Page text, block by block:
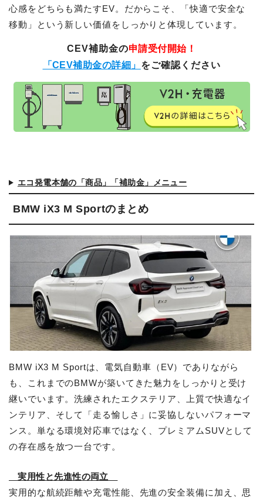
心感をどちらも満たすEV。だからこそ、「快適で安全な
移動」という新しい価値をしっかりと体現しています。
CEV補助金の申請受付開始！
「CEV補助金の詳細」 をご確認ください
エコ発電本舗の「商品」「補助金」メニュー
BMW iX3 M Sportのまとめ
BMW iX3 M Sportは、電気自動車（EV）でありながら
も、これまでのBMWが築いてきた魅力をしっかりと受け
継いでいます。洗練されたエクステリア、上質で快適なイ
ンテリア、そして「走る愉しさ」に妥協しないパフォーマ
ンス。単なる環境対応車ではなく、プレミアムSUVとして
の存在感を放つ一台です。
実用性と先進性の両立
実用的な航続距離や充電性能、先進の安全装備に加え、思